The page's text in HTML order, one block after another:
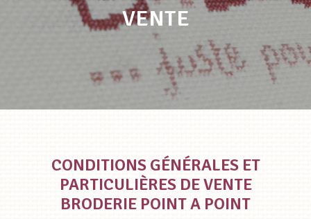
VENTE
CONDITIONS GÉNÉRALES ET
PARTICULIÈRES DE VENTE
BRODERIE POINT A POINT